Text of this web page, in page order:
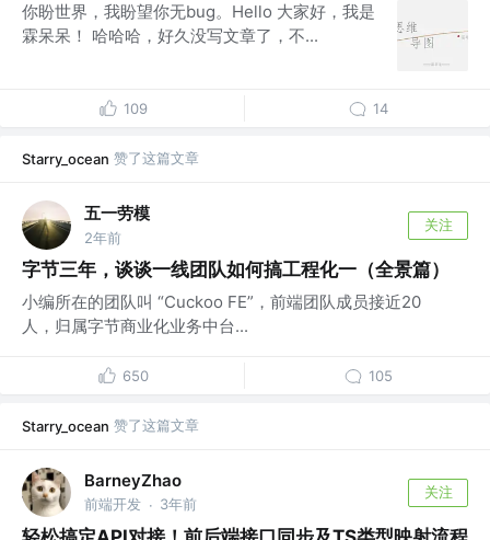
你盼世界，我盼望你无bug。Hello 大家好，我是
霖呆呆！ 哈哈哈，好久没写文章了，不...
109 14
Starry_ocean 赞了这篇文章
五一劳模
2年前
关注
字节三年，谈谈一线团队如何搞工程化一（全景篇）
小编所在的团队叫 “Cuckoo FE”，前端团队成员接近20
人，归属字节商业化业务中台...
650 105
Starry_ocean 赞了这篇文章
BarneyZhao
前端开发 · 3年前
关注